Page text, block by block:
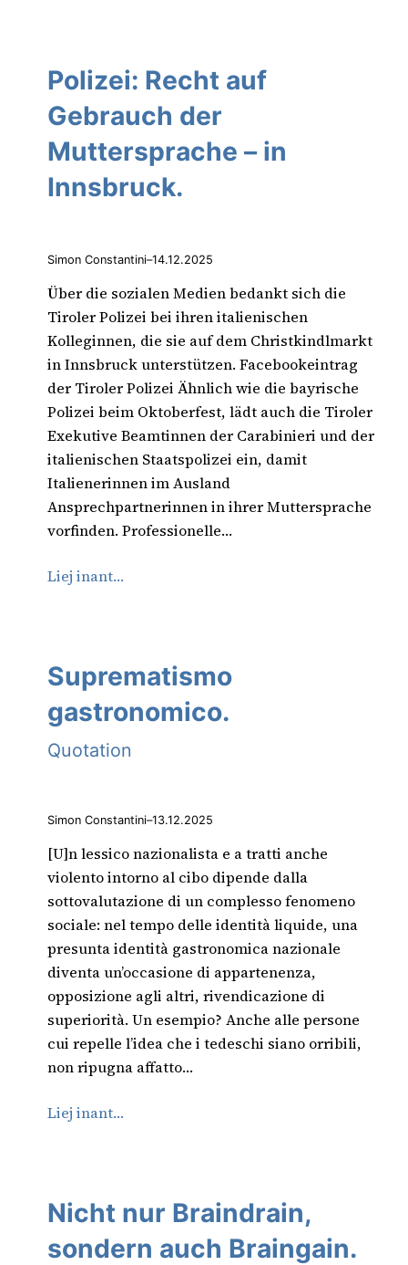
Polizei: Recht auf
Gebrauch der
Muttersprache – in
Innsbruck.
Simon Constantini–14.12.2025
Über die sozialen Medien bedankt sich die
Tiroler Polizei bei ihren italienischen
Kolleginnen, die sie auf dem Christkindlmarkt
in Innsbruck unterstützen. Facebookeintrag
der Tiroler Polizei Ähnlich wie die bayrische
Polizei beim Oktoberfest, lädt auch die Tiroler
Exekutive Beamtinnen der Carabinieri und der
italienischen Staatspolizei ein, damit
Italienerinnen im Ausland
Ansprechpartnerinnen in ihrer Muttersprache
vorfinden. Professionelle…
Liej inant…
Suprematismo
gastronomico.
Quotation
Simon Constantini–13.12.2025
[U]n lessico nazionalista e a tratti anche
violento intorno al cibo dipende dalla
sottovalutazione di un complesso fenomeno
sociale: nel tempo delle identità liquide, una
presunta identità gastronomica nazionale
diventa un’occasione di appartenenza,
opposizione agli altri, rivendicazione di
superiorità. Un esempio? Anche alle persone
cui repelle l’idea che i tedeschi siano orribili,
non ripugna affatto…
Liej inant…
Nicht nur Braindrain,
sondern auch Braingain.